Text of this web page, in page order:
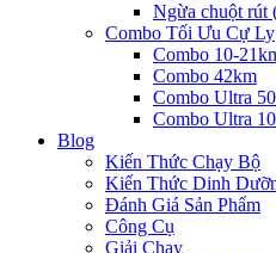
Ngừa chuột rút
Combo Tối Ưu Cự Ly
Combo 10-
Combo 42km
Combo Ultra
Combo Ultra
Blog
Kiến Thức Chạy Bộ
Kiến Thức Dinh
Đánh Giá Sản Phẩm
Công Cụ
Giải Chạy